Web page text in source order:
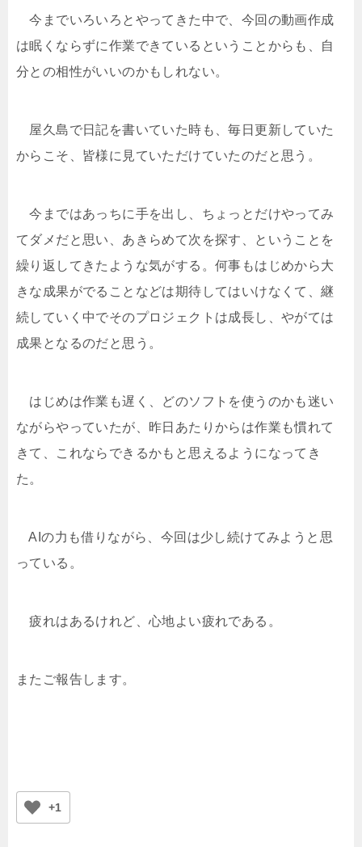
今までいろいろとやってきた中で、今回の動画作成
は眠くならずに作業できているということからも、自
分との相性がいいのかもしれない。
屋久島で日記を書いていた時も、毎日更新していた
からこそ、皆様に見ていただけていたのだと思う。
今まではあっちに手を出し、ちょっとだけやってみ
てダメだと思い、あきらめて次を探す、ということを
繰り返してきたような気がする。何事もはじめから大
きな成果がでることなどは期待してはいけなくて、継
続していく中でそのプロジェクトは成長し、やがては
成果となるのだと思う。
はじめは作業も遅く、どのソフトを使うのかも迷い
ながらやっていたが、昨日あたりからは作業も慣れて
きて、これならできるかもと思えるようになってき
た。
AIの力も借りながら、今回は少し続けてみようと思
っている。
疲れはあるけれど、心地よい疲れである。
またご報告します。
+1